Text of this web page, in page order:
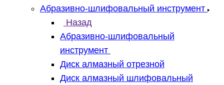
Абразивно-шлифовальный инструмент
Назад
Абразивно-шлифовальный
инструмент
Диск алмазный отрезной
Диск алмазный шлифовальный